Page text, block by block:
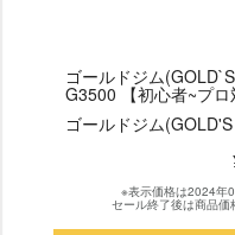
ゴールドジム
G3500 【初心者~プロ
ゴールドジム
※表示価格は2024年
セール終了後は商品価